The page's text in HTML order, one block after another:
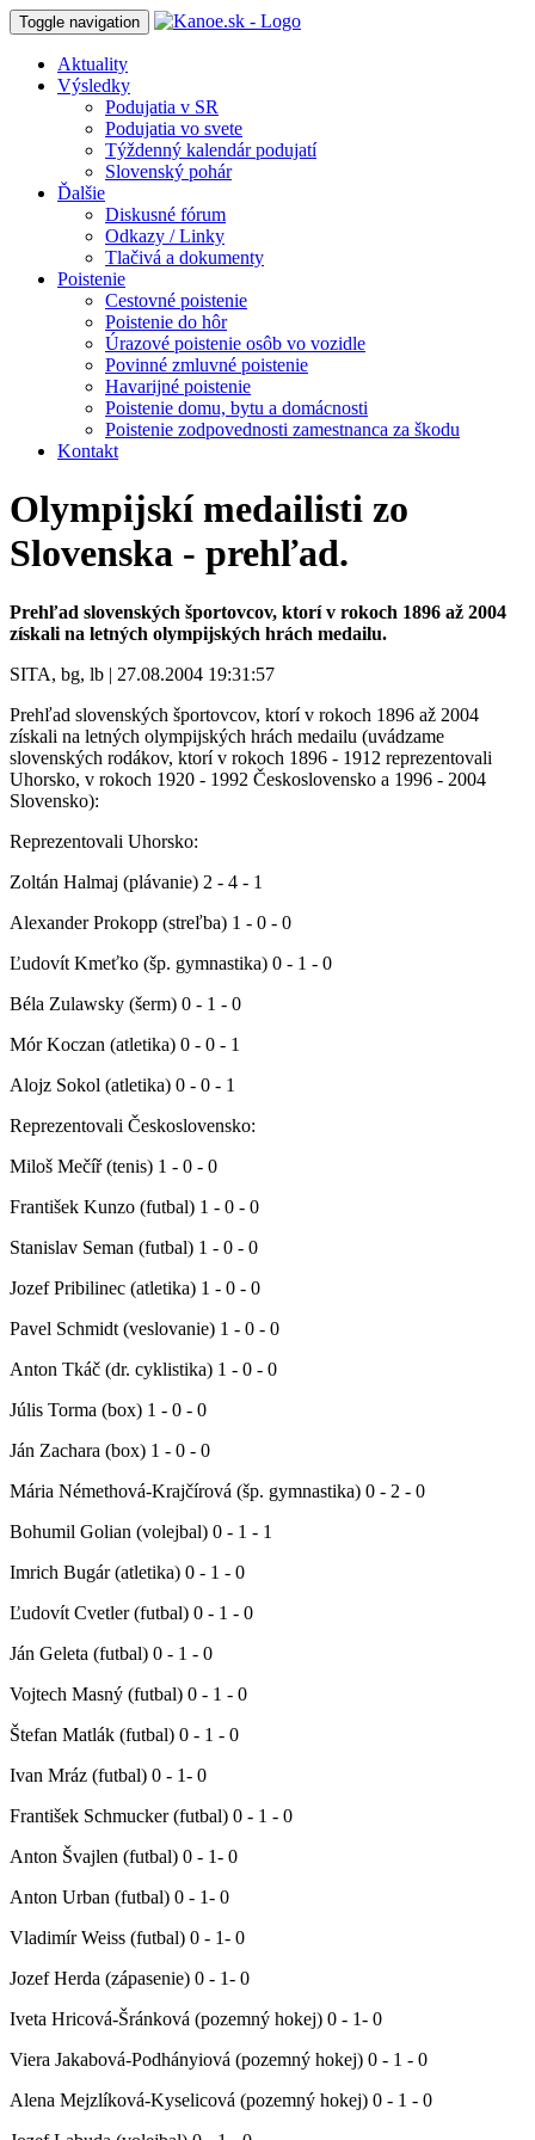
Toggle navigation
Aktuality
Výsledky
Podujatia v SR
Podujatia vo svete
Týždenný kalendár podujatí
Slovenský pohár
Ďalšie
Diskusné fórum
Odkazy / Linky
Tlačivá a dokumenty
Poistenie
Cestovné poistenie
Poistenie do hôr
Úrazové poistenie osôb vo vozidle
Povinné zmluvné poistenie
Havarijné poistenie
Poistenie domu, bytu a domácnosti
Poistenie zodpovednosti zamestnanca za škodu
Kontakt
Olympijskí medailisti zo
Slovenska - prehľad.
Prehľad slovenských športovcov, ktorí v rokoch 1896 až 2004
získali na letných olympijských hrách medailu.
SITA, bg, lb | 27.08.2004 19:31:57
Prehľad slovenských športovcov, ktorí v rokoch 1896 až 2004
získali na letných olympijských hrách medailu (uvádzame
slovenských rodákov, ktorí v rokoch 1896 - 1912 reprezentovali
Uhorsko, v rokoch 1920 - 1992 Československo a 1996 - 2004
Slovensko):
Reprezentovali Uhorsko:
Zoltán Halmaj (plávanie) 2 - 4 - 1
Alexander Prokopp (streľba) 1 - 0 - 0
Ľudovít Kmeťko (šp. gymnastika) 0 - 1 - 0
Béla Zulawsky (šerm) 0 - 1 - 0
Mór Koczan (atletika) 0 - 0 - 1
Alojz Sokol (atletika) 0 - 0 - 1
Reprezentovali Československo:
Miloš Mečíř (tenis) 1 - 0 - 0
František Kunzo (futbal) 1 - 0 - 0
Stanislav Seman (futbal) 1 - 0 - 0
Jozef Pribilinec (atletika) 1 - 0 - 0
Pavel Schmidt (veslovanie) 1 - 0 - 0
Anton Tkáč (dr. cyklistika) 1 - 0 - 0
Júlis Torma (box) 1 - 0 - 0
Ján Zachara (box) 1 - 0 - 0
Mária Némethová-Krajčírová (šp. gymnastika) 0 - 2 - 0
Bohumil Golian (volejbal) 0 - 1 - 1
Imrich Bugár (atletika) 0 - 1 - 0
Ľudovít Cvetler (futbal) 0 - 1 - 0
Ján Geleta (futbal) 0 - 1 - 0
Vojtech Masný (futbal) 0 - 1 - 0
Štefan Matlák (futbal) 0 - 1 - 0
Ivan Mráz (futbal) 0 - 1- 0
František Schmucker (futbal) 0 - 1 - 0
Anton Švajlen (futbal) 0 - 1- 0
Anton Urban (futbal) 0 - 1- 0
Vladimír Weiss (futbal) 0 - 1- 0
Jozef Herda (zápasenie) 0 - 1- 0
Iveta Hricová-Šránková (pozemný hokej) 0 - 1- 0
Viera Jakabová-Podhányiová (pozemný hokej) 0 - 1 - 0
Alena Mejzlíková-Kyselicová (pozemný hokej) 0 - 1 - 0